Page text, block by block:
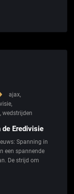
ajax,
,
, wedstrijden
de Eredivisie
Spanning in
een spannende
De strijd om